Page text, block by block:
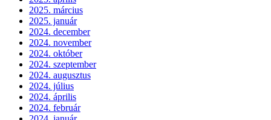
2025. március
2025. január
2024. december
2024. november
2024. október
2024. szeptember
2024. augusztus
2024. július
2024. április
2024. február